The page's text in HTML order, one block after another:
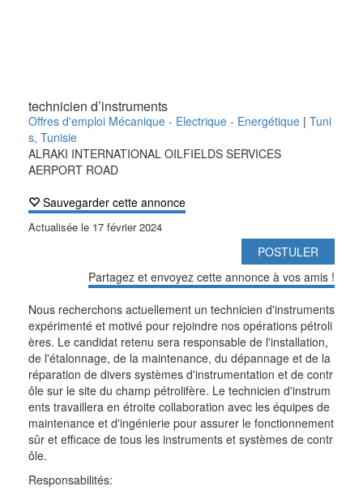
technicien d’instruments
Offres d'emploi Mécanique - Electrique - Energétique | Tuni
s, Tunisie
ALRAKI INTERNATIONAL OILFIELDS SERVICES
AERPORT ROAD
Sauvegarder cette annonce
Actualisée le 17 février 2024
POSTULER
Partagez et envoyez cette annonce à vos amis !
Nous recherchons actuellement un technicien d'instruments
expérimenté et motivé pour rejoindre nos opérations pétroli
ères. Le candidat retenu sera responsable de l'installation,
de l'étalonnage, de la maintenance, du dépannage et de la
réparation de divers systèmes d'instrumentation et de contr
ôle sur le site du champ pétrolifère. Le technicien d'instrum
ents travaillera en étroite collaboration avec les équipes de
maintenance et d'ingénierie pour assurer le fonctionnement
sûr et efficace de tous les instruments et systèmes de contr
ôle.
Responsabilités: